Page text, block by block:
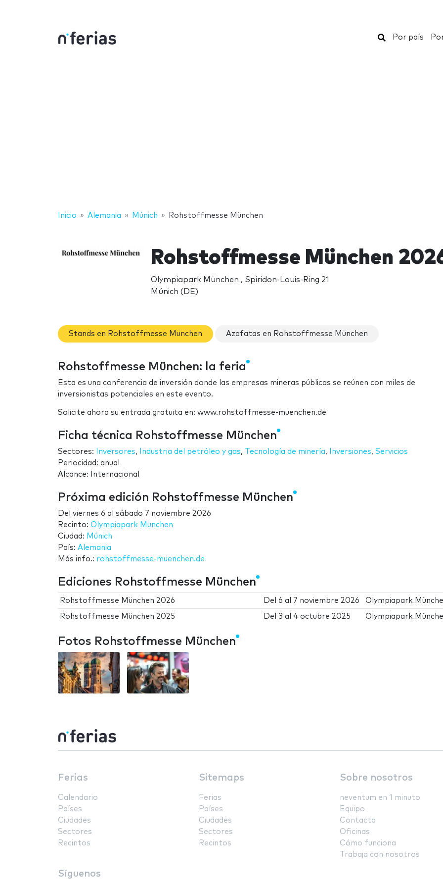
Buscar
Por país
Inicio Alemania Múnich Rohstoffmesse München
Rohstoffmesse München
Olympiapark München , Spiridon-Louis-Ring 21
Múnich (DE)
Stands en Rohstoffmesse München Azafatas en Rohstoffmesse München
Rohstoffmesse München: la feria
Esta es una conferencia de inversión donde las empresas mineras públicas se reúnen con miles de
inversionistas potenciales en este evento.
Solicite ahora su entrada gratuita en: www.rohstoffmesse-muenchen.de
Ficha técnica Rohstoffmesse München
Sectores: Inversores, Industria del petróleo y gas, Tecnología de minería, Inversiones, Servicios
Periocidad: anual
Alcance: Internacional
Próxima edición Rohstoffmesse München
Del viernes 6 al sábado 7 noviembre 2026
Recinto: Olympiapark München
Ciudad: Múnich
País: Alemania
Más info.: rohstoffmesse-muenchen.de
Ediciones Rohstoffmesse München
Rohstoffmesse München 2026 Del6 al 7 noviembre 2026 Olympiapark
Rohstoffmesse München 2025 Del 3 al 4 octubre 2025 Olympiapark
Fotos Rohstoffmesse München
Ferias
Calendario
Países
Ciudades
Sectores
Recintos
Sitemaps
Ferias
Países
Ciudades
Sectores
Recintos
Sobre nosotros
neventum en 1 minuto
Equipo
Contacta
Oficinas
Cómo funciona
Trabaja con nosotros
Síguenos